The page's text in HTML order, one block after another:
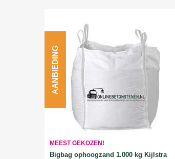
MEEST GEKOZEN!
Bigbag ophoogzand 1.000 kg Kijlstra
AANBIEDING